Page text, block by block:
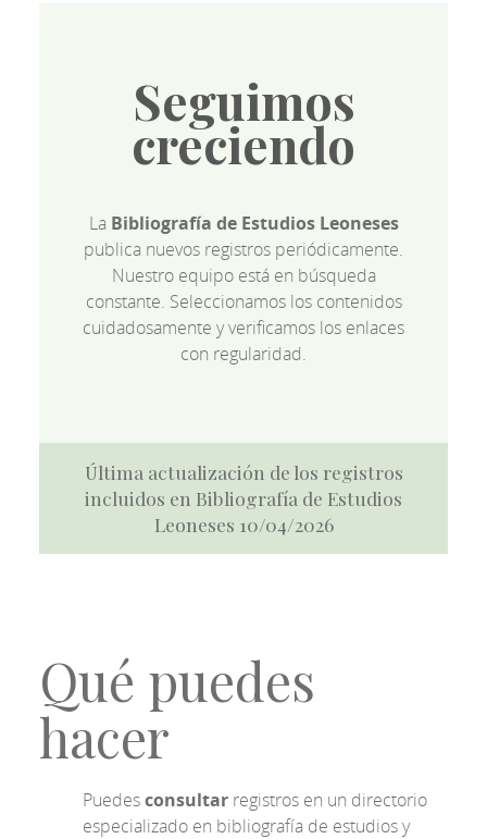
Seguimos
creciendo
La Bibliografía de Estudios Leoneses
publica nuevos registros periódicamente.
Nuestro equipo está en búsqueda
constante. Seleccionamos los contenidos
cuidadosamente y verificamos los enlaces
con regularidad.
Última actualización de los registros
incluidos en Bibliografía de Estudios
Leoneses 10/04/2026
Qué puedes
hacer
Puedesconsultar registros en un directorio
especializado en bibliografía de estudios y